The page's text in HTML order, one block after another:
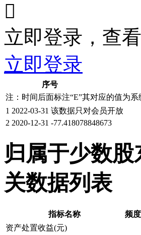

立即登录，查
立即登录
序号
注：时间后面标注“E”其对应的值为
1 2022-03-31 该数据只对会员开放
2 2020-12-31 -77.418078848673
归属于少数
关数据列表
指标名称 频度
资产处置收益(元)